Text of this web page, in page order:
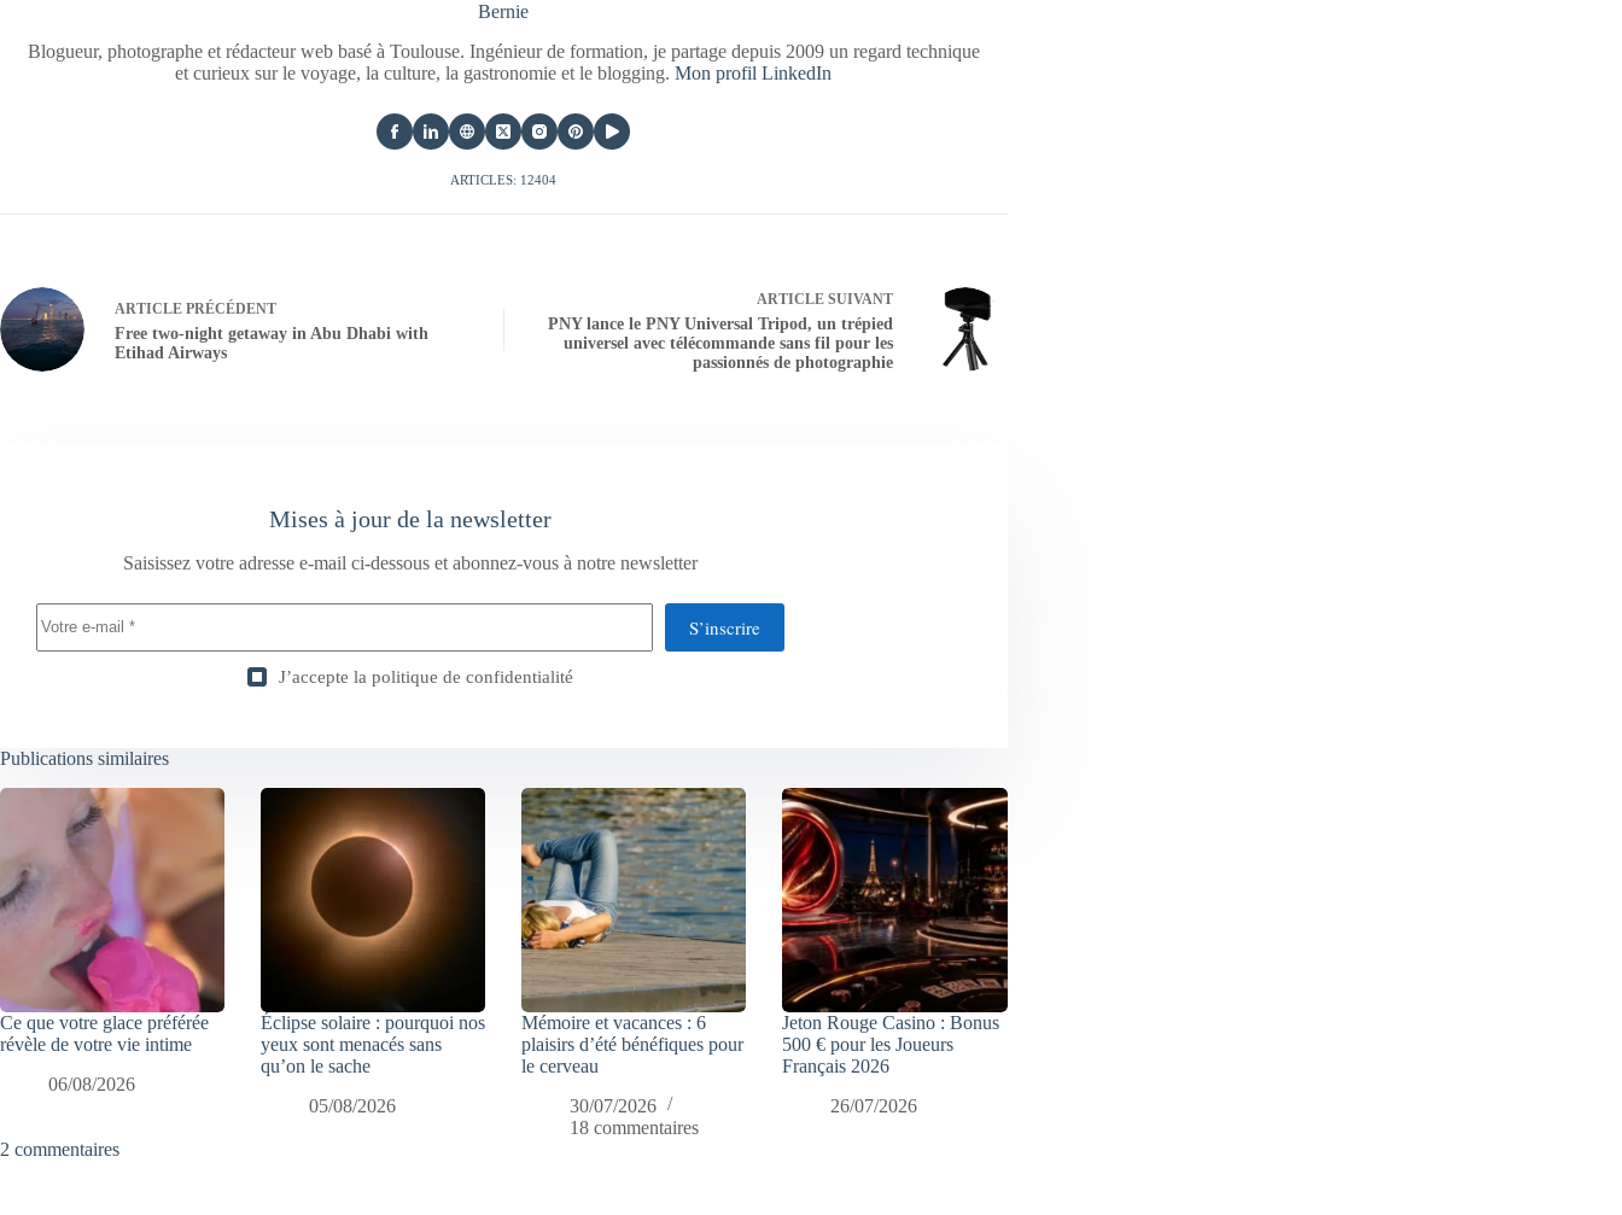
Bernie
Blogueur, photographe et rédacteur web basé à Toulouse. Ingénieur de formation, je partage depuis 2009 un regard technique
et curieux sur le voyage, la culture, la gastronomie et le blogging.Mon profil LinkedIn
ARTICLES: 12404
ARTICLE PRÉCÉDENT
Free two-night getaway in Abu Dhabi with
Etihad Airways
ARTICLESUIVANT
PNY lance le PNY Universal Tripod, un trépied
universel avec télécommande sans fil pour les
passionnés de photographie
Mises à jour de la newsletter
Saisissez votre adresse e-mail ci-dessous et abonnez-vous à notre newsletter
S’inscrire
J’accepte la politique de confidentialité
Publications similaires
Ce que votre glace préférée
révèle de votre vie intime
06/08/2026
Éclipse solaire : pourquoi nos
yeux sont menacés sans
qu’on le sache
05/08/2026
Mémoire et vacances : 6
plaisirs d’été bénéfiques pour
le cerveau
30/07/2026
18 commentaires
Jeton Rouge Casino : Bonus
500 € pour les Joueurs
Français 2026
26/07/2026
2 commentaires